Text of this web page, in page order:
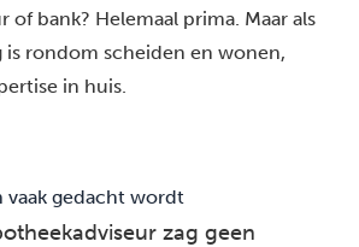
of bank? Helemaal prima. Maar als
is rondom scheiden en wonen,
in huis
vaak gedacht wordt
zag geen